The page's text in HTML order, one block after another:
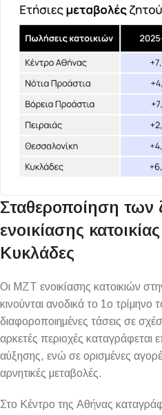
Σταθεροποίηση των
ενοικίασης
Κυκλάδες
Οι ΜΖΤ ενοικίασης κατοικιών
κινούνται ανοδικά το 1ο
διαφοροποιημένες τάσεις σε
αρκετές περιοχές
αύξησης, ενώ σε ορισμένες
αρνητικές μεταβολές.
Στο Κέντρο της Αθήνας